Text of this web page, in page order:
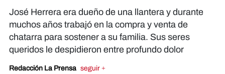
José Herrera era dueño de una llantera y durante
muchos años trabajó en la compra y venta de
chatarra para sostener a su familia. Sus seres
queridos le despidieron entre profundo dolor
Redacción La Prensa seguir +